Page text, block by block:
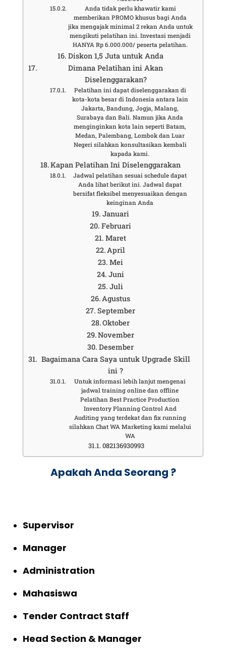
Anda tidak perlu khawatir kami
memberikan PROMO khusus bagi Anda
jika mengajak minimal 2 rekan Anda untuk
mengikuti pelatihan ini. Investasi menjadi
HANYA Rp 6.000.000/ peserta pelatihan.
Diskon 1,5 Juta untuk Anda
Dimana Pelatihan ini Akan
Diselenggarakan?
Pelatihan ini dapat diselenggarakan di
kota-kota besar di Indonesia antara lain
Jakarta, Bandung, Jogja, Malang,
Surabaya dan Bali. Namun jika Anda
menginginkan kota lain seperti Batam,
Medan, Palembang, Lombok dan Luar
Negeri silahkan konsultasikan kembali
kapada kami.
Kapan Pelatihan Ini Diselenggarakan
Jadwal pelatihan sesuai schedule dapat
Anda lihat berikut ini. Jadwal dapat
bersifat fleksibel menyesuaikan dengan
keinginan Anda
Januari
Februari
Maret
April
Mei
Juni
Juli
Agustus
September
Oktober
November
Desember
Bagaimana Cara Saya untuk Upgrade Skill
ini ?
Untuk informasi lebih lanjut mengenai
jadwal training online dan offline
Pelatihan Best Practice Production
Inventory Planning Control And
Auditing yang terdekat dan fix running
silahkan Chat WA Marketing kami melalui
WA
082136930993
Apakah Anda Seorang ?
Supervisor
Manager
Administration
Mahasiswa
Tender Contract Staff
Head Section & Manager